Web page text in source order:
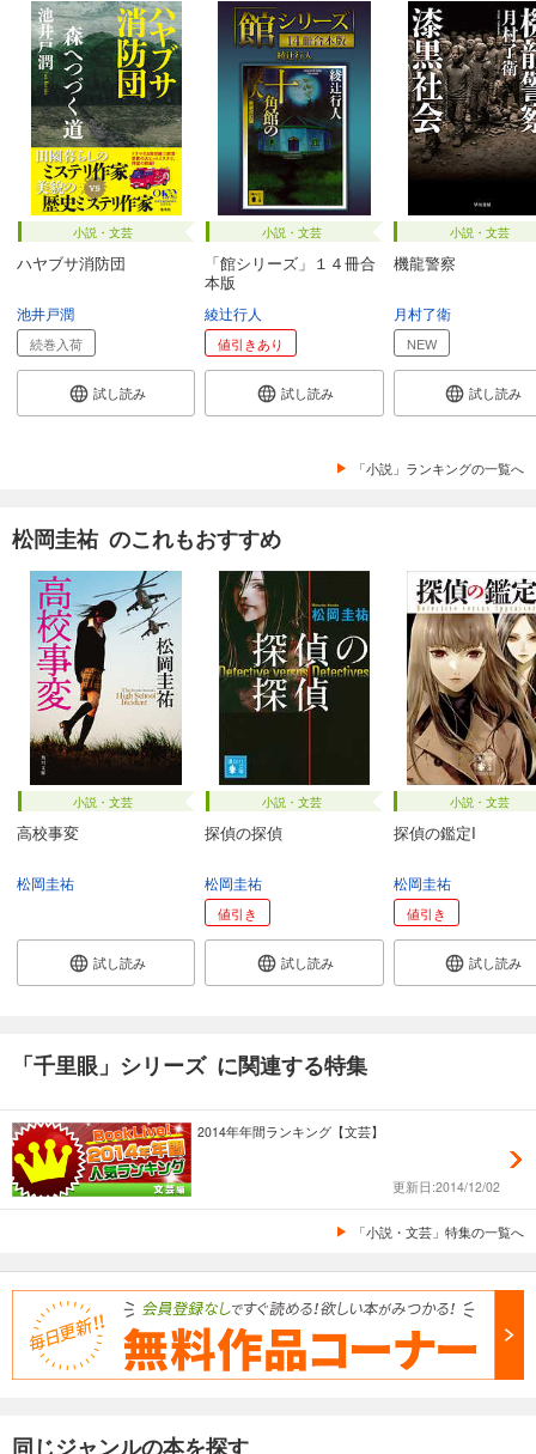
小説・文芸
ハヤブサ消防団
池井戸潤
続巻入荷
試し読み
小説・文芸
「館シリーズ」１４冊合
本版
綾辻行人
値引きあり
試し読み
小説・文芸
機龍警察
月村了衛
NEW
試し読み
「小説」ランキングの一覧へ
松岡圭祐 のこれもおすすめ
小説・文芸
高校事変
松岡圭祐
試し読み
小説・文芸
探偵の探偵
松岡圭祐
値引き
試し読み
小説・文芸
探偵の鑑定I
松岡圭祐
値引き
試し読み
「千里眼」シリーズ に関連する特集
2014年年間ランキング【文芸】
更新日:2014/12/02
「小説・文芸」特集の一覧へ
同じジャンルの本を探す